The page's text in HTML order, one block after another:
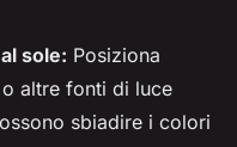
sole: Posiziona
altre fonti di luce
sbiadire i colori